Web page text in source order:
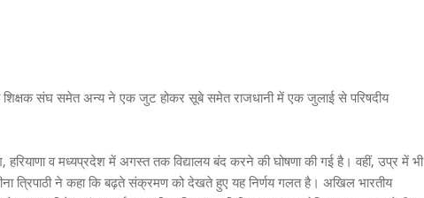
संघ समेत अन्य ने एक जुट होकर सूबे समेत राजधानी में एक जुलाई से परिषदीय
व मध्यप्रदेश में अगस्त तक विद्यालय बंद करने की घोषणा की गई है। वहीं, उप्र में भी
त्रिपाठी ने कहा कि बढ़ते संक्रमण को देखते हुए यह निर्णय गलत है। अखिल भारतीय